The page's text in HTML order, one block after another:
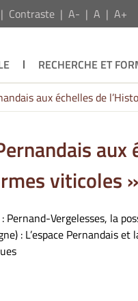
Contraste A- A A+
RECHERCHE ET
aux échelles de
viticoles »
Vergelesses, la
: L’espace Pernandais